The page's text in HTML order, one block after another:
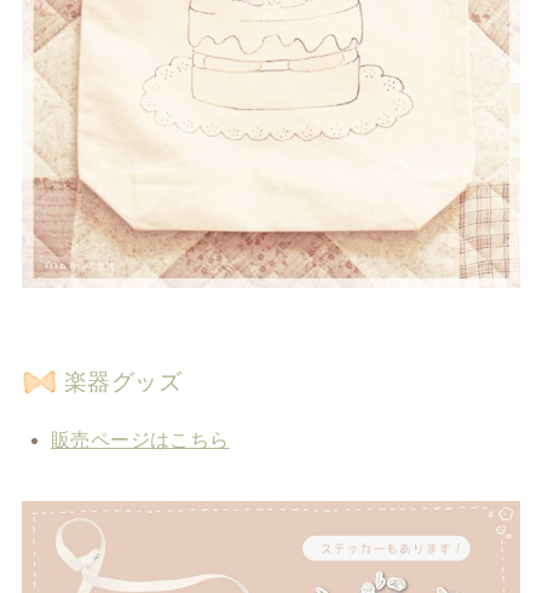
楽器グッズ
販売ページはこちら